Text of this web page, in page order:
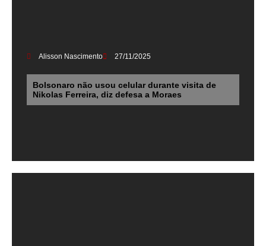
Alisson Nascimento 27/11/2025
Bolsonaro não usou celular durante visita de
Nikolas Ferreira, diz defesa a Moraes